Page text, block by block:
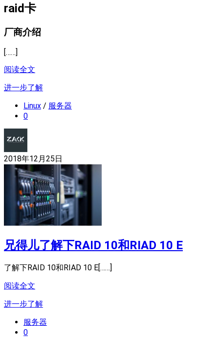
raid卡
厂商介绍
[……]
阅读全文
进一步了解
Linux / 服务器
0
2018年12月25日
兄得儿了解下RAID 10和RIAD 10 E
了解下RAID 10和RIAD 10 E[……]
阅读全文
进一步了解
服务器
0